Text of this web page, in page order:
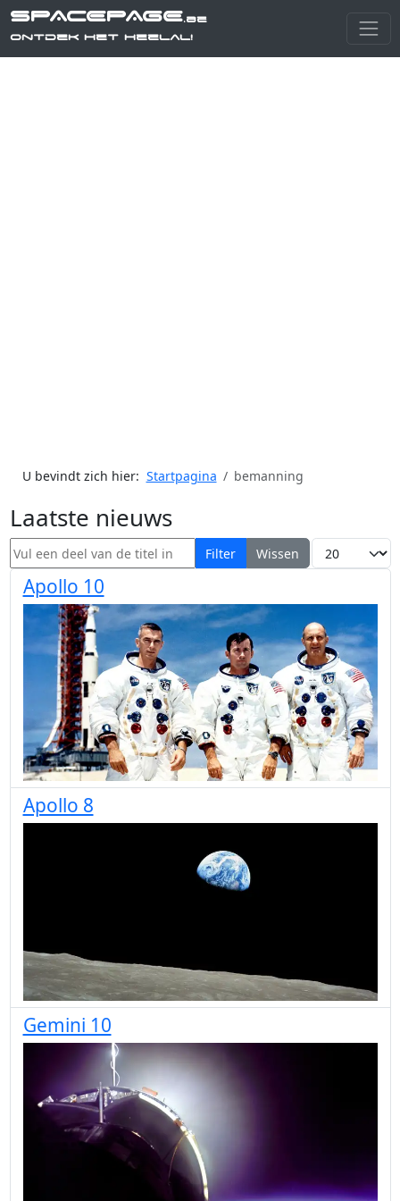
SPACEPAGE.be
Ontdek het heelal!
U bevindt zich hier: Startpagina bemanning
Laatste nieuws
Vul een deel van de titel in Filter Wissen Toon #
Apollo 10
Apollo 8
Gemini 10